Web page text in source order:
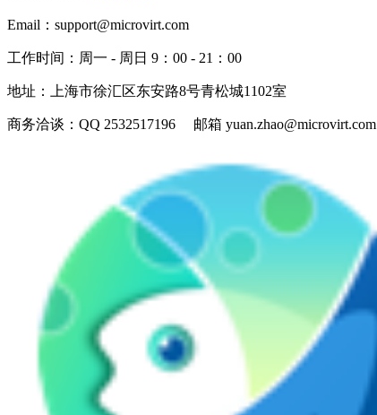
Email： support@microvirt.com
工作时间： 周一 - 周日 9：00 - 21：00
地址： 上海市徐汇区东安路8号青松城1102室
商务洽谈： QQ 2532517196 邮箱 yuan.zhao@microvirt.com